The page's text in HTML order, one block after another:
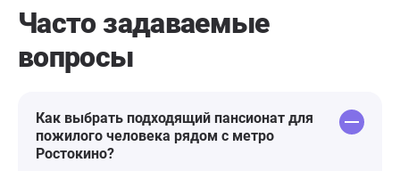
администратор Екатерина. Очень
приятное расположение почти в
центре Москвы в одном из
корпусов действующего
здание, отсутствие современного
ремонта (для москвы) и
кондиционеров. Присутствует
не
Часто задаваемые
вопросы
Как выбрать подходящий пансионат для
пожилого человека рядом с метро
Ростокино?